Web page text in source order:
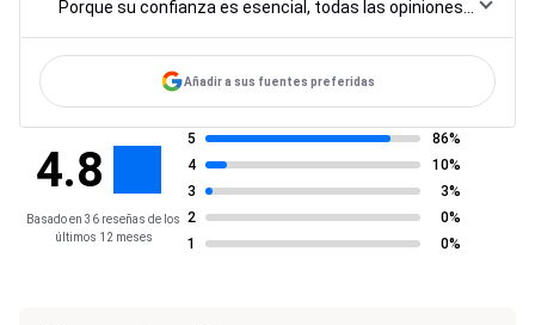
Añadir a sus fuentes preferidas
4.8
Basado en 36 reseñas de los
últimos 12 meses
5
86%
4
10%
3
3%
2
0%
1
0%